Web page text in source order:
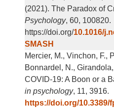
(2021). The Paradox of
Psychology, 60, 100820.
https://doi.org/10.1016/
SMASH
Mercier, M., Vinchon, F.,
Bonnardel, N.,
COVID-19: A Boon or a
in psychology, 11, 3916.
https://doi.org/10.3389/